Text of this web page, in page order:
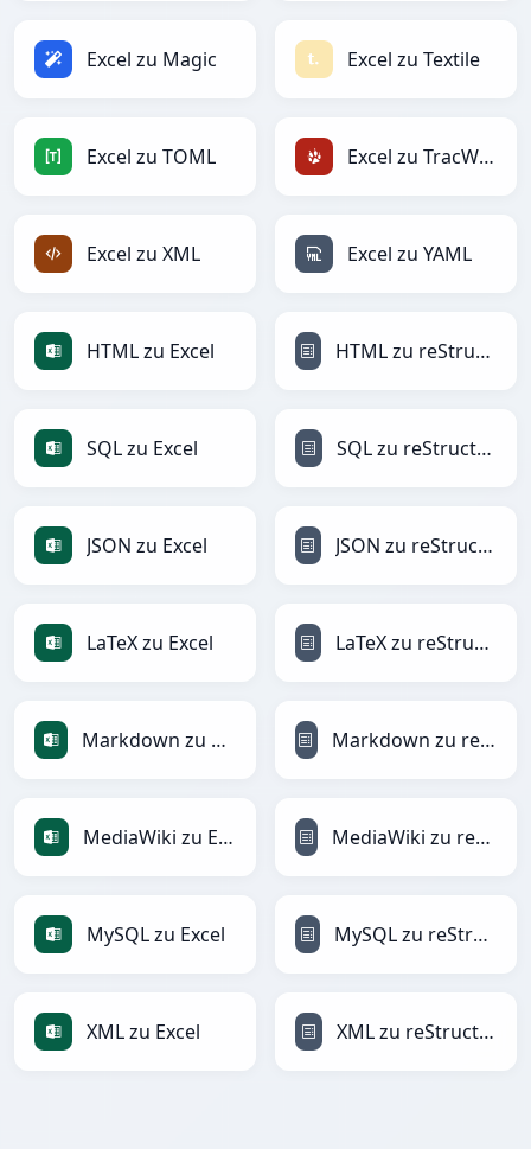
Excel zu Magic Excel zu Textile
Excel zu TOML Excel zu TracWiki
Excel zu XML Excel zu YAML
HTML zu Excel HTML zu reStructuredText
SQL zu Excel SQL zu reStructuredText
JSON zu Excel JSON zu reStructuredText
LaTeX zu Excel LaTeX zu reStructuredText
Markdown zu Excel Markdown zu reStructuredText
MediaWiki zu Excel MediaWiki zu reStructuredText
MySQL zu Excel MySQL zu reStructuredText
XML zu Excel XML zu reStructuredText